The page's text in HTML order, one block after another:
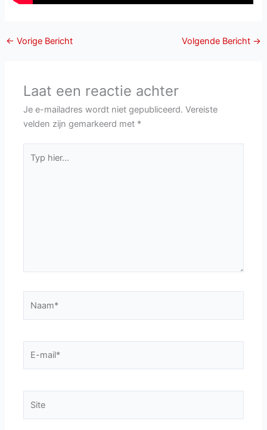
← Vorige Bericht Volgende Bericht →
Laat een reactie achter
Je e-mailadres wordt niet gepubliceerd. Vereiste
velden zijn gemarkeerd met *
hier...